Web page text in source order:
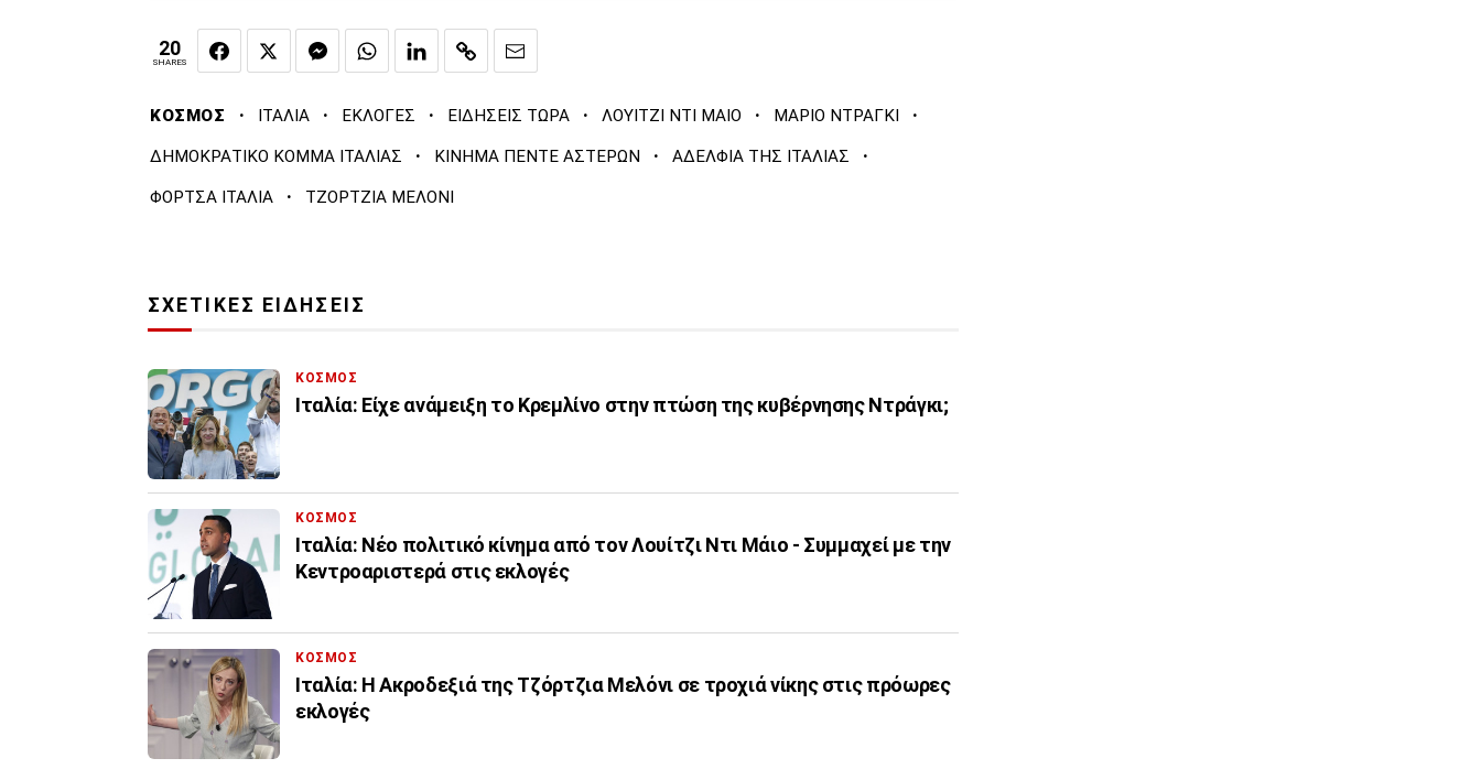
20
SHARES
ΚΟΣΜΟΣ · ΙΤΑΛΙΑ · ΕΚΛΟΓΕΣ · ΕΙΔΗΣΕΙΣ ΤΩΡΑ · ΛΟΥΙΤΖΙ ΝΤΙ ΜΑΙΟ · ΜΑΡΙΟ ΝΤΡΑΓΚΙ ·
ΔΗΜΟΚΡΑΤΙΚΟ ΚΟΜΜΑ ΙΤΑΛΙΑΣ · ΚΙΝΗΜΑ ΠΕΝΤΕ ΑΣΤΕΡΩΝ · ΑΔΕΛΦΙΑ ΤΗΣ ΙΤΑΛΙΑΣ ·
ΦΟΡΤΣΑ ΙΤΑΛΙΑ · ΤΖΟΡΤΖΙΑ ΜΕΛΟΝΙ
ΣΧΕΤΙΚΕΣ ΕΙΔΗΣΕΙΣ
ΚΟΣΜΟΣ
Ιταλία: Είχε ανάμειξη το Κρεμλίνο στην πτώση της κυβέρνησης Ντράγκι;
ΚΟΣΜΟΣ
Ιταλία: Νέο πολιτικό κίνημα από τον Λουίτζι Ντι Μάιο - Συμμαχεί με την
Κεντροαριστερά στις εκλογές
ΚΟΣΜΟΣ
Ιταλία: Η Ακροδεξιά της Τζόρτζια Μελόνι σε τροχιά νίκης στις πρόωρες
εκλογές